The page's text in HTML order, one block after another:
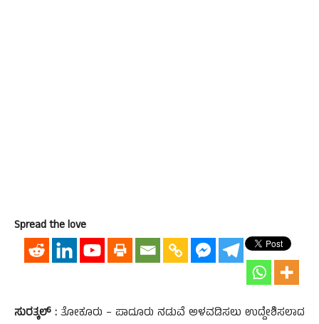
Spread the love
ಸುರತ್ಕಲ್ : ತೋಕೂರು – ಪಾದೂರು ನಡುವೆ ಅಳವಡಿಸಲು ಉದ್ದೇಶಿಸಲಾದ